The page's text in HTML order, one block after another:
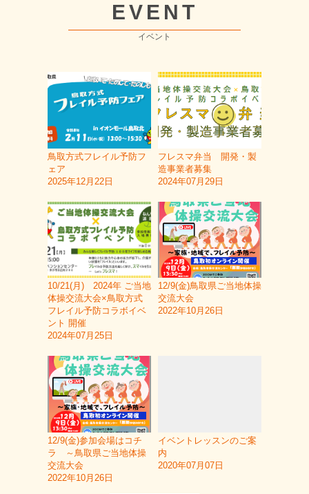
EVENT
イベント
鳥取方式フレイル予防フ
ェア
2025年12月22日
フレスマ弁当 開発・製
造事業者募集
2024年07月29日
10/21(月) 2024年 ご当地
体操交流大会×鳥取方式
フレイル予防コラボイベ
ント 開催
2024年07月25日
12/9(金)鳥取県ご当地体操
交流大会
2022年10月26日
12/9(金)参加会場はコチ
ラ ～鳥取県ご当地体操
交流大会
2022年10月26日
イベントレッスンのご案
内
2020年07月07日